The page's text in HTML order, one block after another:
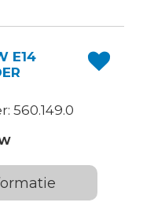
E14
560.149.0